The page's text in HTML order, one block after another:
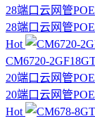
28端口云网管POE
28端口云网管
Hot
CM6720-
20端口云网管POE
20端口云网管
Hot